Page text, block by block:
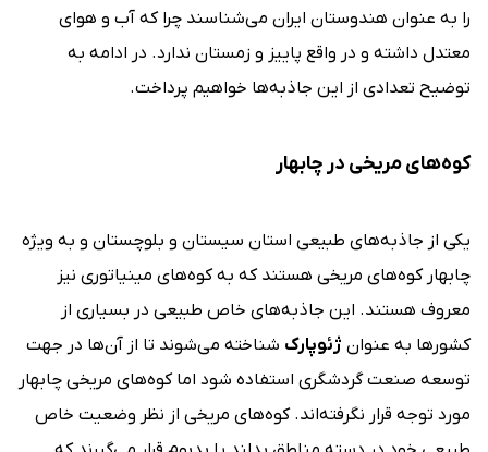
را به عنوان هندوستان ایران می‌شناسند چرا که آب و هوای
معتدل داشته و در واقع پاییز و زمستان ندارد. در ادامه به
توضیح تعدادی از این جاذبه‌ها خواهیم پرداخت.
کوه‌های مریخی در چابهار
یکی از جاذبه‌های طبیعی استان سیستان و بلوچستان و به ویژه
چابهار کوه‌های مریخی هستند که به کوه‌های مینیاتوری نیز
معروف هستند. این جاذبه‌های خاص طبیعی در بسیاری از
کشورها به عنوان ژئوپارک شناخته می‌شوند تا از آن‌ها در جهت
توسعه صنعت گردشگری استفاده شود اما کوه‌های مریخی چابهار
مورد توجه قرار نگرفته‌اند. کوه‌های مریخی از نظر وضعیت خاص